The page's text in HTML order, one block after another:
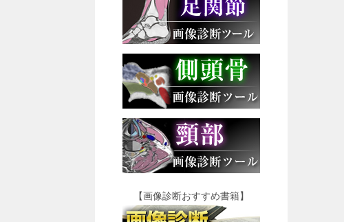
【画像診断おすすめ書籍】